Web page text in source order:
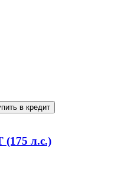
Купить в кредит
(175 л.с.)